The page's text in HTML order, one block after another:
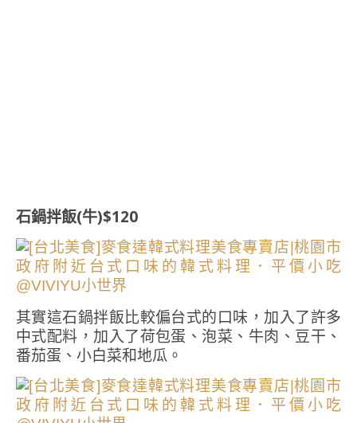
石鍋拌飯(牛)$120
其實這石鍋拌飯比較偏台式的口味，加入了許多
中式配料，加入了荷包蛋、泡菜、牛肉、豆干、
番茄蛋、小白菜和地瓜。